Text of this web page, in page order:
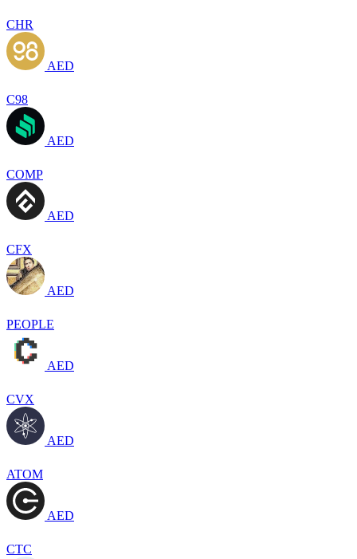
CHR
AED
C98
AED
COMP
AED
CFX
AED
PEOPLE
AED
CVX
AED
ATOM
AED
CTC